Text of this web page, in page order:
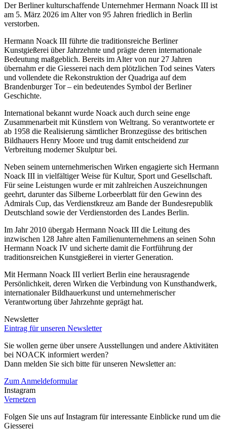
Der Berliner kulturschaffende Unternehmer Hermann Noack III ist
am 5. März 2026 im Alter von 95 Jahren friedlich in Berlin
verstorben.
Hermann Noack III führte die traditionsreiche Berliner
Kunstgießerei über Jahrzehnte und prägte deren internationale
Bedeutung maßgeblich. Bereits im Alter von nur 27 Jahren
übernahm er die Giesserei nach dem plötzlichen Tod seines Vaters
und vollendete die Rekonstruktion der Quadriga auf dem
Brandenburger Tor – ein bedeutendes Symbol der Berliner
Geschichte.
International bekannt wurde Noack auch durch seine enge
Zusammenarbeit mit Künstlern von Weltrang. So verantwortete er
ab 1958 die Realisierung sämtlicher Bronzegüsse des britischen
Bildhauers Henry Moore und trug damit entscheidend zur
Verbreitung moderner Skulptur bei.
Neben seinem unternehmerischen Wirken engagierte sich Hermann
Noack III in vielfältiger Weise für Kultur, Sport und Gesellschaft.
Für seine Leistungen wurde er mit zahlreichen Auszeichnungen
geehrt, darunter das Silberne Lorbeerblatt für den Gewinn des
Admirals Cup, das Verdienstkreuz am Bande der Bundesrepublik
Deutschland sowie der Verdienstorden des Landes Berlin.
Im Jahr 2010 übergab Hermann Noack III die Leitung des
inzwischen 128 Jahre alten Familienunternehmens an seinen Sohn
Hermann Noack IV und sicherte damit die Fortführung der
traditionsreichen Kunstgießerei in vierter Generation.
Mit Hermann Noack III verliert Berlin eine herausragende
Persönlichkeit, deren Wirken die Verbindung von Kunsthandwerk,
internationaler Bildhauerkunst und unternehmerischer
Verantwortung über Jahrzehnte geprägt hat.
Newsletter
Eintrag für unseren Newsletter
Sie wollen gerne über unsere Ausstellungen und andere Aktivitäten
bei NOACK informiert werden?
Dann melden Sie sich bitte für unseren Newsletter an:
Zum Anmeldeformular
Instagram
Vernetzen
Folgen Sie uns auf Instagram für interessante Einblicke rund um die
Giesserei